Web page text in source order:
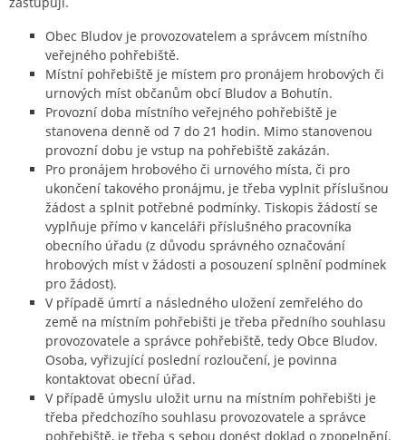
Obec Bludov je provozovatelem a správcem místního
veřejného pohřebiště.
Místní pohřebiště je místem pro pronájem hrobových či
urnových míst občanům obcí Bludov a Bohutín.
Provozní doba místního veřejného pohřebiště je
stanovena denně od 7 do 21 hodin. Mimo stanovenou
provozní dobu je vstup na pohřebiště zakázán.
Pro pronájem hrobového či urnového místa, či pro
ukončení takového pronájmu, je třeba vyplnit příslušnou
žádost a splnit potřebné podmínky. Tiskopis žádostí se
vyplňuje přímo v kanceláři příslušného pracovníka
obecního úřadu (z důvodu správného označování
hrobových míst v žádosti a posouzení splnění podmínek
pro žádost).
V případě úmrtí a následného uložení zemřelého do
země na místním pohřebišti je třeba předního souhlasu
provozovatele a správce pohřebiště, tedy Obce Bludov.
Osoba, vyřizující poslední rozloučení, je povinna
kontaktovat obecní úřad.
V případě úmyslu uložit urnu na místním pohřebišti je
třeba předchozího souhlasu provozovatele a správce
pohřebiště, je třeba s sebou donést doklad o zpopelnění.